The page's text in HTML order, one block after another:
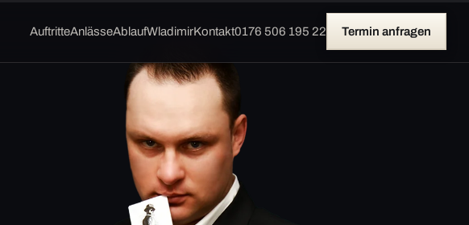
AuftritteAnlässeAblaufWladimirKontakt0176 506 195 22 Termin anfragen